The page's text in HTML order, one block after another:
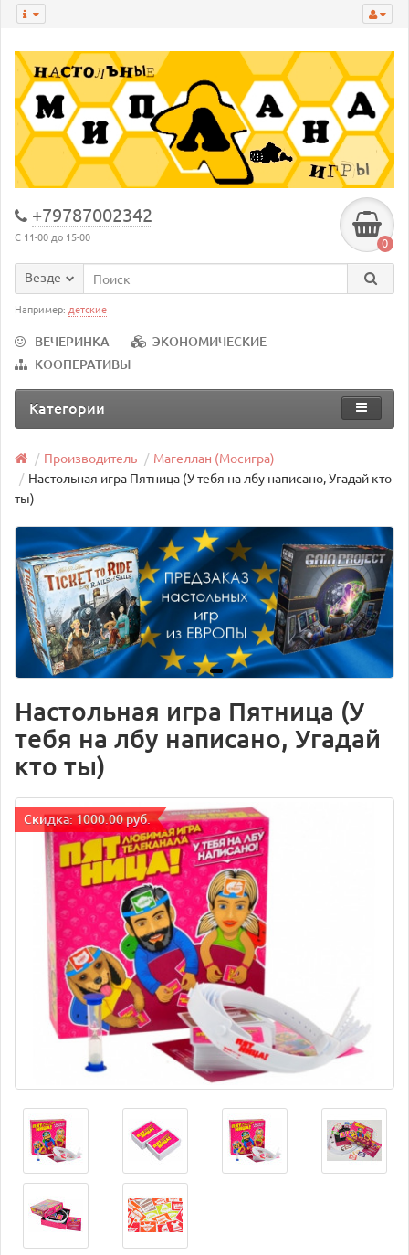
+79787002342
С 11-00 до 15-00 0
Везде
Например: детские
ВЕЧЕРИНКА
ЭКОНОМИЧЕСКИЕ
КООПЕРАТИВЫ
Категории
Производитель
Магеллан (Мосигра)
Настольная игра Пятница (У тебя на лбу написано, Угадай кто
ты)
Настольная игра Пятница (У
тебя на лбу написано, Угадай
кто ты)
Cкидка: 1000.00 руб.